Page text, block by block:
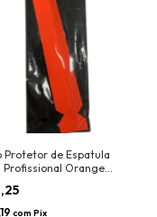
Protetor de Espatula
Profissional Orange
1024.O Joker
com Pix